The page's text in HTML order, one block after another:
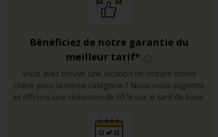
Bénéficiez de notre garantie du
meilleur tarif*
Vous avez trouvé une location de voiture moins
chère pour la même catégorie ? Nous nous alignons
et offrons une réduction de 10 % sur le tarif de base.